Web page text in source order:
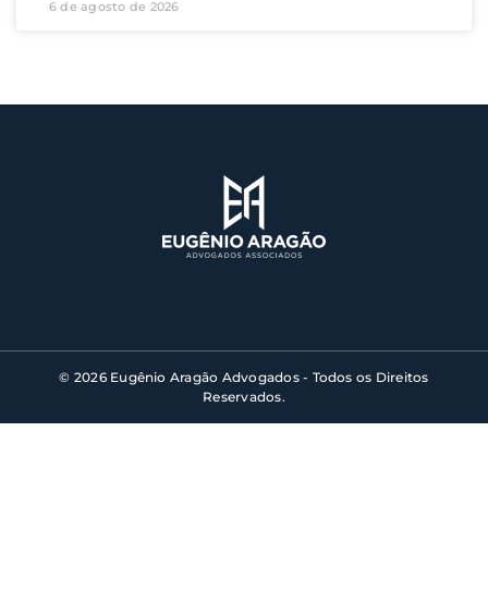
6 de agosto de 2026
© 2026 Eugênio Aragão Advogados - Todos os Direitos
Reservados.